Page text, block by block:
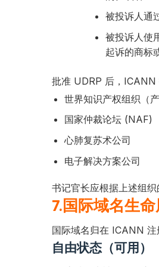
被投诉人通
被投诉人使
起诉的商标
批准 UDRP 后，ICANN
世界知识产权组织（产
国家仲裁论坛 (NAF)
心肺复苏术公司
电子解决方案公司
书记官长应根据上述组织
7.国际域名生
国际域名归在 ICANN 注
自由状态（可用）